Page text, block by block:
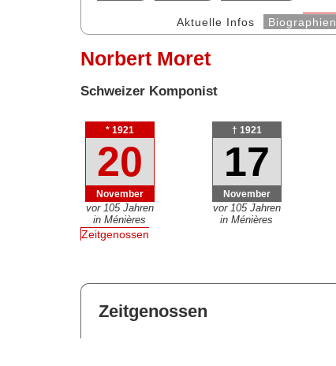
Aktuelle Infos Biographien
Norbert Moret
Schweizer Komponist
* 1921
20
November
vor 105 Jahren
in Ménières
† 1921
17
November
vor 105 Jahren
in Ménières
Zeitgenossen
Zeitgenossen